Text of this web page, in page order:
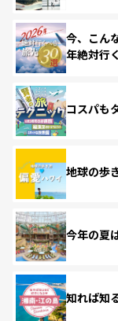
今、こん
年絶対行
コスパも
地球の歩
今年の夏
知れば知